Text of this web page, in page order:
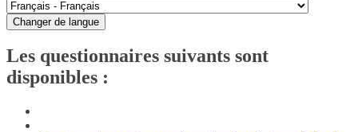
Changer de langue
Les questionnaires suivants sont
disponibles :